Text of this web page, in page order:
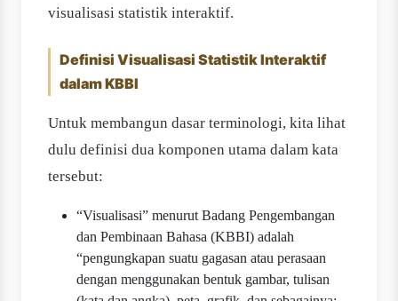
visualisasi statistik interaktif.
Definisi Visualisasi Statistik Interaktif
dalam KBBI
Untuk membangun dasar terminologi, kita lihat
dulu definisi dua komponen utama dalam kata
tersebut:
“Visualisasi” menurut Badang Pengembangan
dan Pembinaan Bahasa (KBBI) adalah
“pengungkapan suatu gagasan atau perasaan
dengan menggunakan bentuk gambar, tulisan